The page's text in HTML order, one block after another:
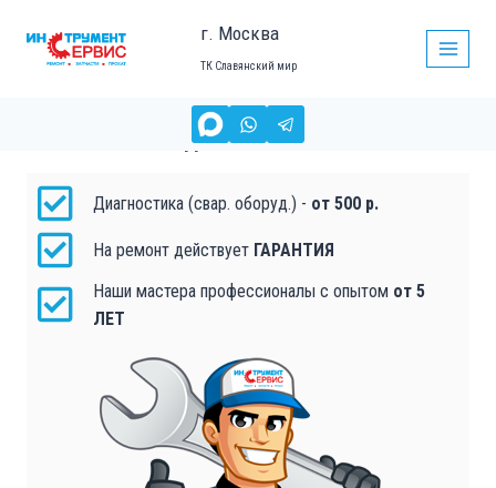
г. Москва
ТК Славянский мир
РЕМОНТ ПЛАТЫ УПРАВЛЕНИЯ СВАРОЧНОГО
ОБОРУДОВАНИЯ в Москве
Диагностика (свар. оборуд.) - от 500 р.
На ремонт действует ГАРАНТИЯ
Наши мастера профессионалы с опытом от 5
ЛЕТ